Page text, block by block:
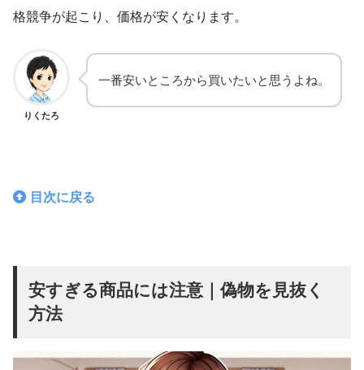
格競争が起こり、価格が安くなります。
りくたろ
一番安いところから買いたいと思うよね。
目次に戻る
安すぎる商品には注意｜偽物を見抜く
方法